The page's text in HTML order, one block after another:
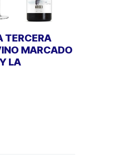
TERCERA
MARCADO
LA